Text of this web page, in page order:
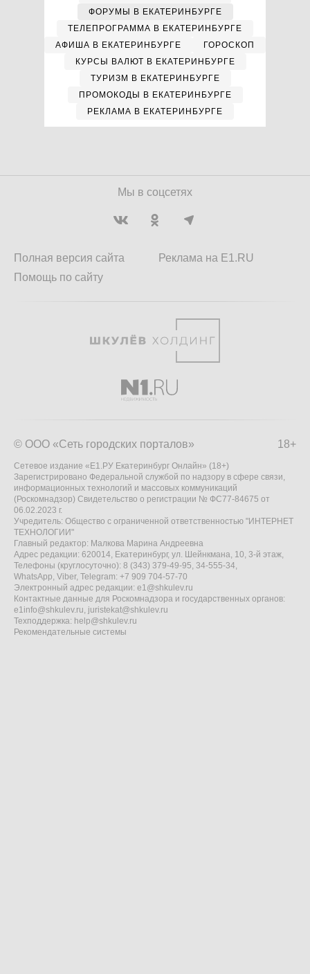
ФОРУМЫ В ЕКАТЕРИНБУРГЕ
ТЕЛЕПРОГРАММА В ЕКАТЕРИНБУРГЕ
АФИША В ЕКАТЕРИНБУРГЕ
ГОРОСКОП
КУРСЫ ВАЛЮТ В ЕКАТЕРИНБУРГЕ
ТУРИЗМ В ЕКАТЕРИНБУРГЕ
ПРОМОКОДЫ В ЕКАТЕРИНБУРГЕ
РЕКЛАМА В ЕКАТЕРИНБУРГЕ
Мы в соцсетях
Полная версия сайта
Помощь по сайту
Реклама на E1.RU
18+
© ООО «Сеть городских порталов»
Сетевое издание «Е1.РУ Екатеринбург Онлайн» (18+)
Зарегистрировано Федеральной службой по надзору в сфере связи,
информационных технологий и массовых коммуникаций
(Роскомнадзор) Свидетельство о регистрации № ФС77-84675 от
06.02.2023 г.
Учредитель: Общество с ограниченной ответственностью "ИНТЕРНЕТ
ТЕХНОЛОГИИ"
Главный редактор: Малкова Марина Андреевна
Адрес редакции: 620014, Екатеринбург, ул. Шейнкмана, 10, 3-й этаж,
Телефоны (круглосуточно): 8 (343) 379-49-95, 34-555-34,
WhatsApp, Viber, Telegram: +7 909 704-57-70
Электронный адрес редакции: e1@shkulev.ru
Контактные данные для Роскомнадзора и государственных органов:
e1info@shkulev.ru, juristekat@shkulev.ru
Техподдержка: help@shkulev.ru
Рекомендательные системы